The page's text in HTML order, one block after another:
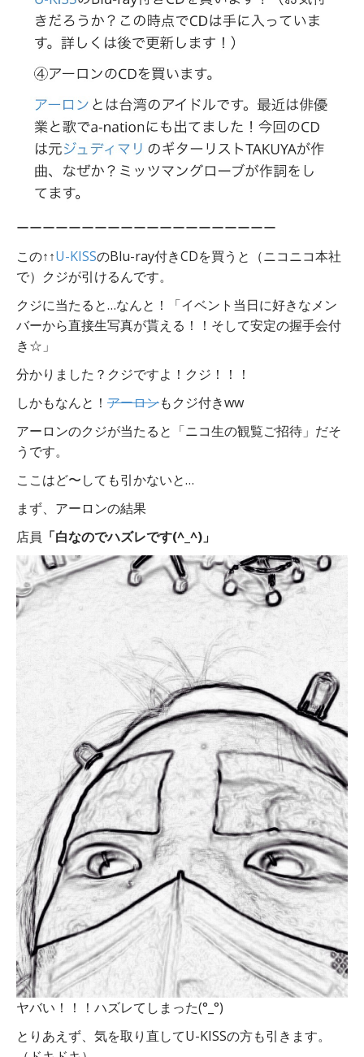
ーーーーーーーーーーーーーーーーーーーー
この ↑↑U-KISSのBlu-ray付きCDを買うと（ニコニコ本社
で）クジが引けるんです。
クジに当たると…なんと！「イベント当日に好きなメン
バーから直接生写真が貰える！！そして安定の握手会付
き☆」
分かりました？クジですよ！クジ！！！
しかもなんと！ アーロンもクジ付きww
アーロンのクジが当たると「ニコ生の観覧ご招待」だそ
うです。
ここはど〜しても引かないと…
まず、アーロンの結果
店員 「白なのでハズレです(^_^)」
ヤバい！！！ハズレてしまった(°_°)
とりあえず、気を取り直してU-KISSの方も引きます。